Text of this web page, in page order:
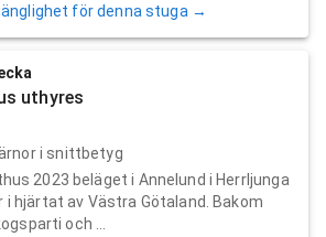
för denna stuga →
uthyres
i snittbetyg
2023 beläget i Annelund i Herrljunga
i hjärtat av Västra Götaland. Bakom
och ...